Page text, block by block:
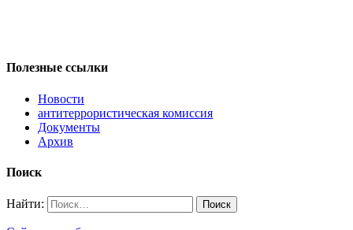
Полезные ссылки
Новости
антитеррористическая комиссия
Документы
Архив
Поиск
Найти: